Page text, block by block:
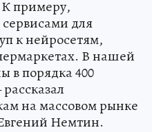
К примеру,
для
к нейросетям,
В нашей
в порядка 400
на массовом рынке
Немтин.